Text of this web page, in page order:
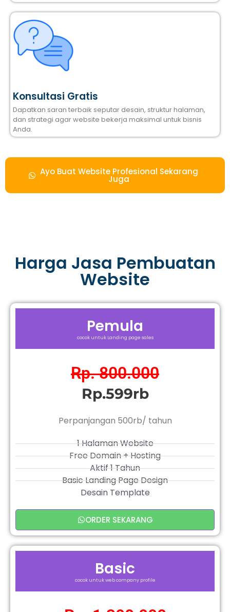
Konsultasi Gratis
Dapatkan saran terbaik seputar desain, struktur halaman,
dan strategi agar website bekerja maksimal untuk bisnis
Anda.
Ayo Buat Website Profesional Sekarang
Juga
Harga Jasa Pembuatan
Website
Pemula
cocok untuk Landing page sales
Rp. 800.000
Rp.599rb
Perpanjangan 500rb/ tahun
1 Halaman Website
Free Domain + Hosting
Aktif 1 Tahun
Basic Landing Page Design
Desain Template
ORDER SEKARANG
Basic
cocok untuk web company profile